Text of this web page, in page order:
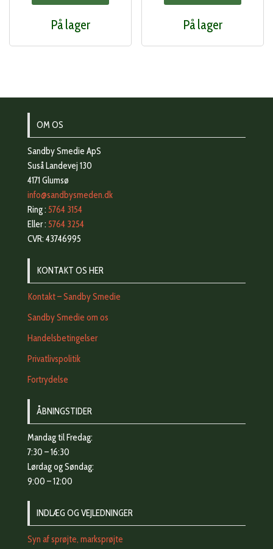
var:
237,00 kr..
På lager
var:
285,00 kr..
På lager
OM OS
Sandby Smedie ApS
Suså Landevej 130
4171 Glumsø
info@sandbysmeden.dk
Ring : 5764 3154
Eller : 5764 3254
CVR: 43746995
KONTAKT OS HER
Kontakt – Sandby Smedie
Sandby Smedie om os
Handelsbetingelser
Privatlivspolitik
Fortrydelse
ÅBNINGSTIDER
Mandag til Fredag:
7:30 – 16:30
Lørdag og Søndag:
9:00 – 12:00
INDLÆG OG VEJLEDNINGER
Syn af sprøjte, marksprøjte